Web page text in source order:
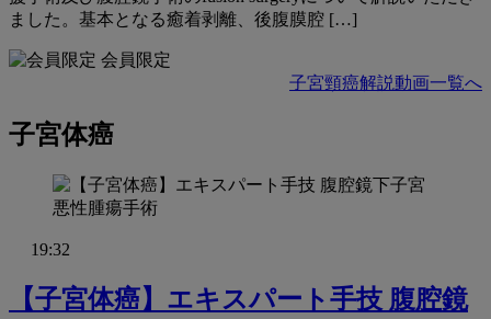
ました。基本となる癒着剥離、後腹膜腔 […]
会員限定
子宮頸癌解説動画一覧へ
子宮体癌
19:32
【子宮体癌】エキスパート手技 腹腔鏡